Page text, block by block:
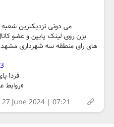
می دونی نزدیکترین
بزن روی لینک پایین و عضو
های رای منطقه سه شهرداری مشهد
فردا
27 June 2024 | 07:21